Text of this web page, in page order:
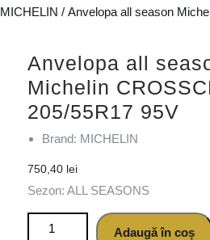
MICHELIN / Anvelopa all season
Anvelopa all
Michelin
205/55R17 95V
Brand: MICHELIN
750,40 lei
Sezon: ALL SEASONS
Cantitate Anvelopa all season
Adaugă în coș